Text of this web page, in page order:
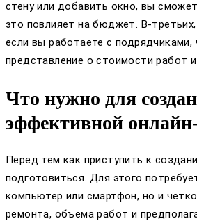
стену или добавить окно, вы
это повлияет на бюджет. В-
если вы работаете с
представление о стоимости работ
Что нужно для
эффективной
Перед тем как приступить к
подготовиться. Для этого
компьютер или смартфон, но и
ремонта, объема работ и